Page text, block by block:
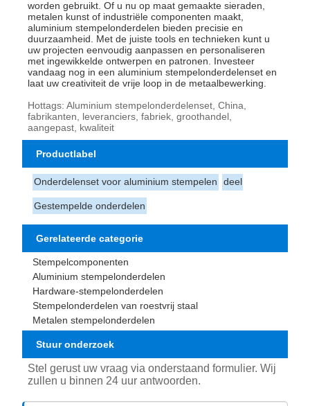
worden gebruikt. Of u nu op maat gemaakte sieraden,
metalen kunst of industriële componenten maakt,
aluminium stempelonderdelen bieden precisie en
duurzaamheid. Met de juiste tools en technieken kunt u
uw projecten eenvoudig aanpassen en personaliseren
met ingewikkelde ontwerpen en patronen. Investeer
vandaag nog in een aluminium stempelonderdelenset en
laat uw creativiteit de vrije loop in de metaalbewerking.
Hottags: Aluminium stempelonderdelenset, China,
fabrikanten, leveranciers, fabriek, groothandel,
aangepast, kwaliteit
Productlabel
Onderdelenset voor aluminium stempelen deel
Gestempelde onderdelen
Gerelateerde categorie
Stempelcomponenten
Aluminium stempelonderdelen
Hardware-stempelonderdelen
Stempelonderdelen van roestvrij staal
Metalen stempelonderdelen
Stuur onderzoek
Stel gerust uw vraag via onderstaand formulier. Wij
zullen u binnen 24 uur antwoorden.